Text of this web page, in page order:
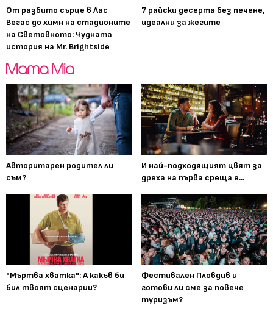
От разбито сърце в Лас
Вегас до химн на стадионите
на Световното: Чудната
история на Mr. Brightside
7 райски десерта без печене,
идеални за жегите
Авторитарен родител ли
съм?
И най-подходящият цвят за
дреха на първа среща е...
"Мъртва хватка": А какъв би
бил твоят сценарии?
Фестивален Пловдив и
готови ли сме за повече
туризъм?